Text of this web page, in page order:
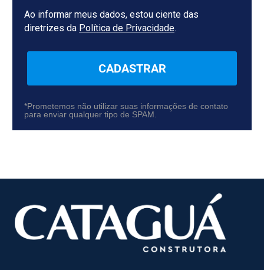
Ao informar meus dados, estou ciente das
diretrizes da Política de Privacidade.
CADASTRAR
*Prometemos não utilizar suas informações de contato
para enviar qualquer tipo de SPAM.